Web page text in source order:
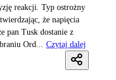
reakcji. Typ ostrożny
że napięcia
pan Tusk dostanie z
Ord...
Czytaj dalej